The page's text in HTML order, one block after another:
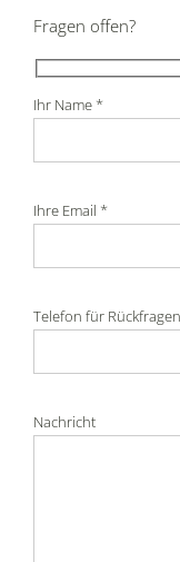
Fragen offen?
Ihr Name *
Ihre Email *
Telefon für Rückfragen
Nachricht